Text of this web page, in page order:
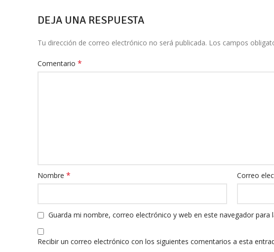
DEJA UNA RESPUESTA
Tu dirección de correo electrónico no será publicada. Los campos
Comentario *
Nombre * Correo
Guarda mi nombre, correo electrónico y web en este navegador para
Recibir un correo electrónico con los siguientes comentarios a esta